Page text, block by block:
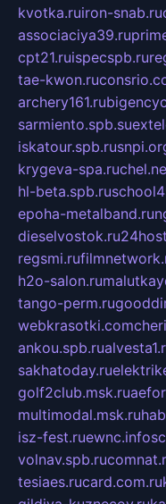
kvotka.ruiron-snab.ru
associaciya39.ru
cpt21.ruispecspb.ru
tae-kwon.ru
archery161.ru
sarmiento.spb.su
iskatour.spb.ru
krygeva-spa.ru
hl-beta.spb.ru
epoha-metalband.ru
dieselvostok.ru
regsmi.ru
h2o-salon.ru
tango-perm.ru
webkrasotki.com
ankou.spb.ru
sakhatoday.ru
golf2club.msk.ru
multimodal.msk.ru
isz-fest.ruewnc.info
volnav.spb.ru
tesiaes.rucard.com.ru